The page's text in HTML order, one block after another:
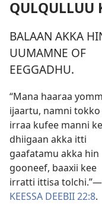
QULQULLUU
BALAAN AKKA
UUMAMNE OF
EEGGADHU.
“Mana haaraa
ijaartu, namni tokko
irraa kufee manni
dhiigaan akka itti
gaafatamu akka hin
gooneef, baaxii kee
irratti ittisa tolchi.”—
KEESSA DEEBII 22:8.